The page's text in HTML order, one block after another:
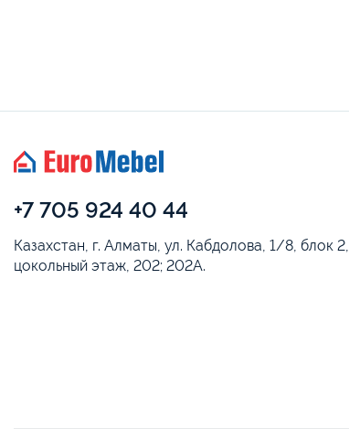
+7 705 924 40 44
Казахстан, г. Алматы, ул. Кабдолова, 1/8, блок 2,
цокольный этаж, 202; 202А.